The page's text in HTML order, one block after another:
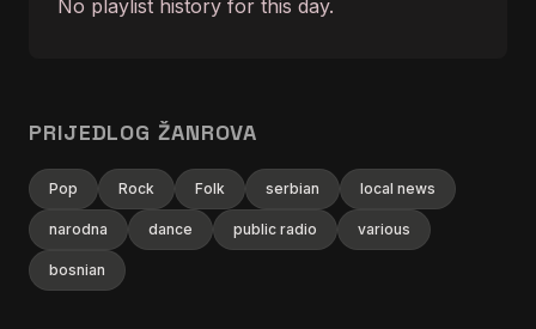
No playlist history for this day.
PRIJEDLOG ŽANROVA
Pop Rock Folk serbian local news
narodna dance public radio various
bosnian